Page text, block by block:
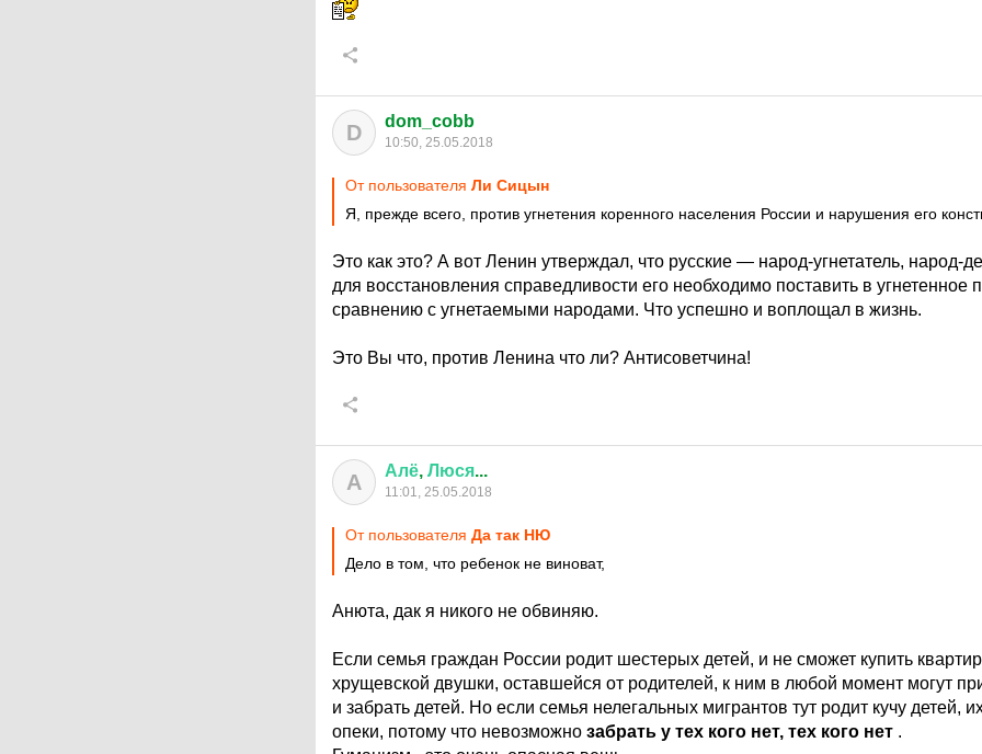
D dom_cobb
10:50, 25.05.2018
От пользователя Ли Сицын
Я, прежде всего, против угнетения коренного населения России и нарушения его
Это как это? А вот Ленин утверждал, что русские — народ-угнетатель, народ-
для восстановления справедливости его необходимо поставить в угнетенное
сравнению с угнетаемыми народами. Что успешно и воплощал в жизнь.
Это Вы что, против Ленина что ли? Антисоветчина!
А Алё, Люся...
11:01, 25.05.2018
От пользователя Да так НЮ
Дело в том, что ребенок не виноват,
Анюта, дак я никого не обвиняю.
Если семья граждан России родит шестерых детей, и не сможет купить
хрущевской двушки, оставшейся от родителей, к ним в любой момент могут
и забрать детей. Но если семья нелегальных мигрантов тут родит кучу детей,
опеки, потому что невозможно забрать у тех кого нет, тех кого нет .